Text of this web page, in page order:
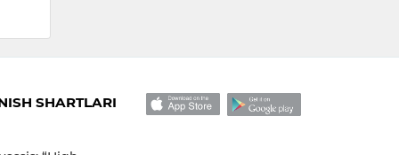
SHARTLARI